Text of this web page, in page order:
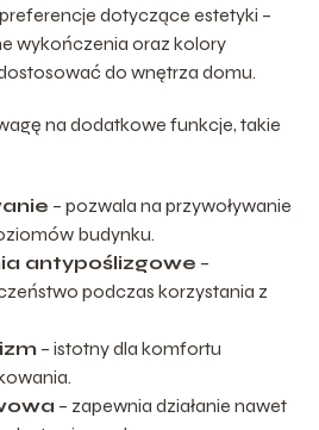
dotyczące estetyki –
wykończenia oraz kolory
do wnętrza domu.
na dodatkowe funkcje, takie
– pozwala na przywoływanie
budynku.
antypoślizgowe –
podczas korzystania z
– istotny dla komfortu
– zapewnia działanie nawet